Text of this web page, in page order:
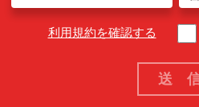
利用規約を確認する